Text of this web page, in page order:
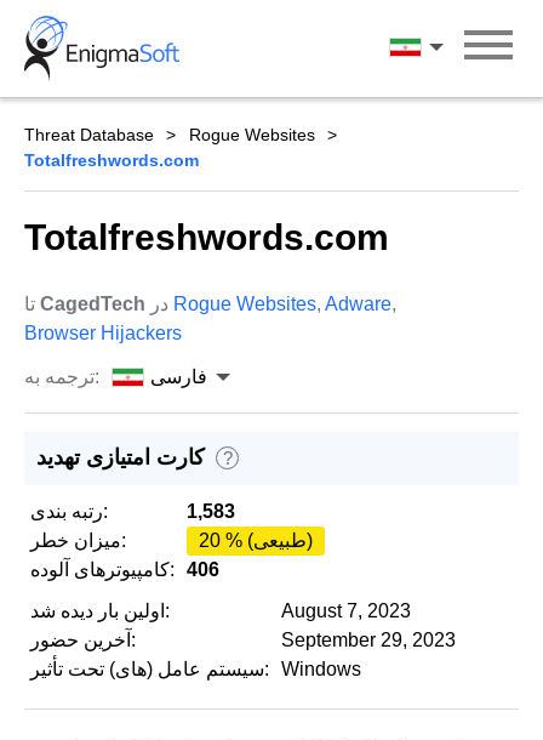
Skip
content
فارسی
Threat Database
Rogue Websites
Totalfreshwords.com
Totalfreshwords.com
CagedTech Rogue Websites, Adware,
Browser Hijackers
ترجمه به: فارسی
کارت امتیازی تهدید ?
رتبه بندی:
1,583
میزان خطر:
20 % (طبیعی)
کامپیوترهای آلوده:
406
اولین بار دیده شد:
August 7, 2023
آخرین حضور:
September 29, 2023
سیستم عامل (های) تحت تأثیر:
Windows